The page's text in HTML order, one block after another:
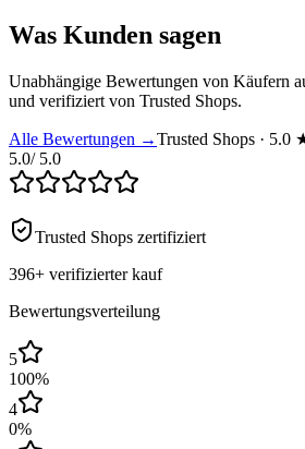
Was Kunden sagen
Unabhängige Bewertungen von Käufern
und verifiziert von Trusted Shops.
Alle Bewertungen →Trusted Shops · 5.0
5.0/ 5.0
Trusted Shops zertifiziert
396+ verifizierter kauf
Bewertungsverteilung
5
100%
4
0%